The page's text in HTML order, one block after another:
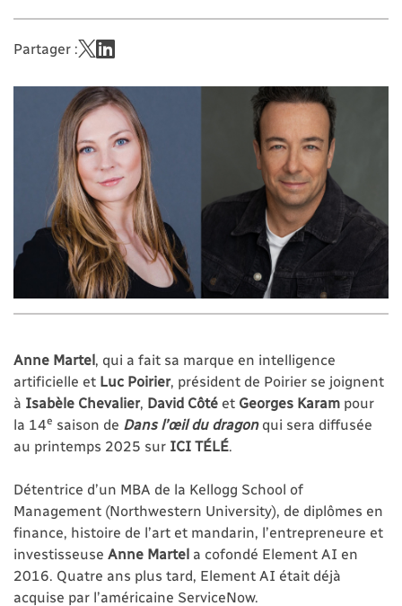
Partager :
Anne Martel , qui a fait sa marque en intelligence
artificielle et Luc Poirier, président de Poirier se joignent
à Isabèle Chevalier, David Côté et Georges Karam pour
la 14e saison de Dans l’œil du dragonqui sera diffusée
au printemps 2025 sur ICI TÉLÉ
Détentrice d’un MBA de la Kellogg School of
Management (Northwestern University), de diplômes en
finance, histoire de l’art et mandarin, l’entrepreneure et
investisseuse Anne Martel a cofondé Element AI en
2016. Quatre ans plus tard, Element AI était déjà
acquise par l’américaine ServiceNow.